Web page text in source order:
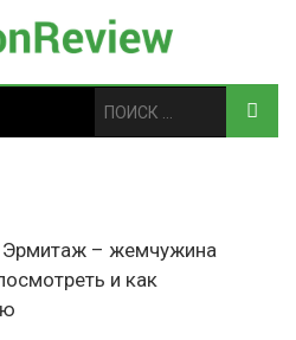
Эрмитаж – жемчужина
и как